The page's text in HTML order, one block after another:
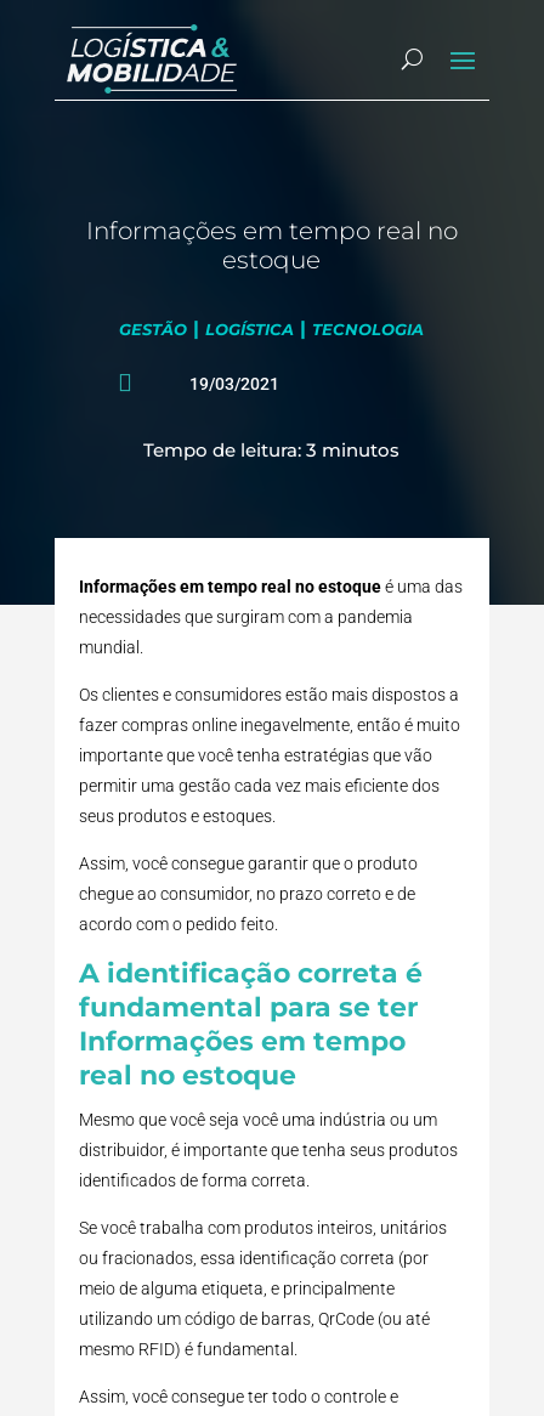
Informações em tempo real no
estoque
GESTÃO |LOGÍSTICA | TECNOLOGIA
 19/03/2021
Tempo de leitura: 3 minutos
Informações em tempo real no estoqueé uma das
necessidades que surgiram com a pandemia
mundial.
Os clientes e consumidores estão mais dispostos a
fazer compras online inegavelmente, então é muito
importante que você tenha estratégias que vão
permitir uma gestão cada vez mais eficiente dos
seus produtos e estoques.
Assim, você consegue garantir que o produto
chegue ao consumidor, no prazo correto e de
acordo com o pedido feito.
A identificação correta é
fundamental para se ter
Informações em tempo
real no estoque
Mesmo que você seja você uma indústria ou um
distribuidor, é importante que tenha seus produtos
identificados de forma correta.
Se você trabalha com produtos inteiros, unitários
ou fracionados, essa identificação correta (por
meio de alguma etiqueta, e principalmente
utilizando um código de barras, QrCode (ou até
mesmo RFID) é fundamental.
Assim, você consegue ter todo o controle e